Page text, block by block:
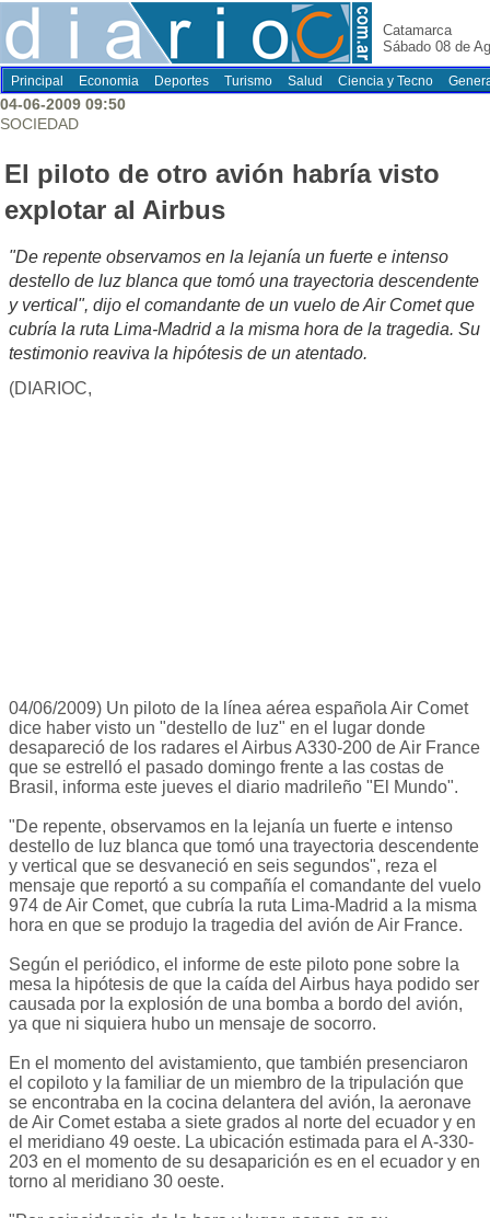
Catamarca
Sábado 08 de
Principal Economia Deportes Turismo Salud Ciencia y Tecno
04-06-2009 09:50
SOCIEDAD
El piloto de otro avión habría visto
explotar al Airbus
"De repente observamos en la lejanía un fuerte e intenso
destello de luz blanca que tomó una trayectoria descendente
y vertical", dijo el comandante de un vuelo de Air Comet que
cubría la ruta Lima-Madrid a la misma hora de la tragedia. Su
testimonio reaviva la hipótesis de un atentado.
(DIARIOC,
04/06/2009) Un piloto de la línea aérea española Air Comet
dice haber visto un "destello de luz" en el lugar donde
desapareció de los radares el Airbus A330-200 de Air France
que se estrelló el pasado domingo frente a las costas de
Brasil, informa este jueves el diario madrileño "El Mundo".
"De repente, observamos en la lejanía un fuerte e intenso
destello de luz blanca que tomó una trayectoria descendente
y vertical que se desvaneció en seis segundos", reza el
mensaje que reportó a su compañía el comandante del vuelo
974 de Air Comet, que cubría la ruta Lima-Madrid a la misma
hora en que se produjo la tragedia del avión de Air France.
Según el periódico, el informe de este piloto pone sobre la
mesa la hipótesis de que la caída del Airbus haya podido ser
causada por la explosión de una bomba a bordo del avión,
ya que ni siquiera hubo un mensaje de socorro.
En el momento del avistamiento, que también presenciaron
el copiloto y la familiar de un miembro de la tripulación que
se encontraba en la cocina delantera del avión, la aeronave
de Air Comet estaba a siete grados al norte del ecuador y en
el meridiano 49 oeste. La ubicación estimada para el A-330-
203 en el momento de su desaparición es en el ecuador y en
torno al meridiano 30 oeste.